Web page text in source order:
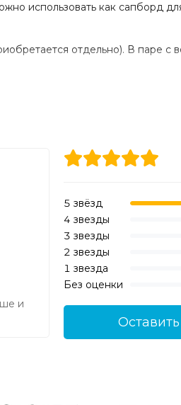
использовать как сапборд
отдельно). В паре с
течении реки или морских
весь инвентарь.
— просто зацепитесь за
и
5 звёзд
4 звезды
3 звезды
2 звезды
1 звезда
Без оценки